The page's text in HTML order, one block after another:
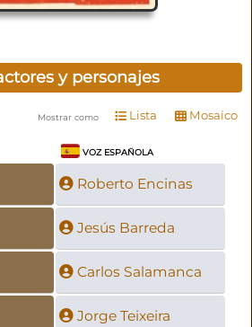
y personajes
Mostrar como Lista Mosaico
VOZ ESPAÑOLA
Roberto Encinas
Jesús Barreda
Carlos Salamanca
Jorge Teixeira